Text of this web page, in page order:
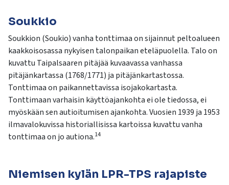
Soukkio
Soukkion (Soukio) vanha tonttimaa on sijainnut peltoalueen
kaakkoisosassa nykyisen talonpaikan eteläpuolella. Talo on
kuvattu Taipalsaaren pitäjää kuvaavassa vanhassa
pitäjänkartassa (1768/1771) ja pitäjänkartastossa.
Tonttimaa on paikannettavissa isojakokartasta.
Tonttimaan varhaisin käyttöajankohta ei ole tiedossa, ei
myöskään sen autioitumisen ajankohta. Vuosien 1939 ja 1953
ilmavalokuvissa historiallisissa kartoissa kuvattu vanha
tonttimaa on jo autiona.14
Niemisen kylän LPR-TPS rajapiste